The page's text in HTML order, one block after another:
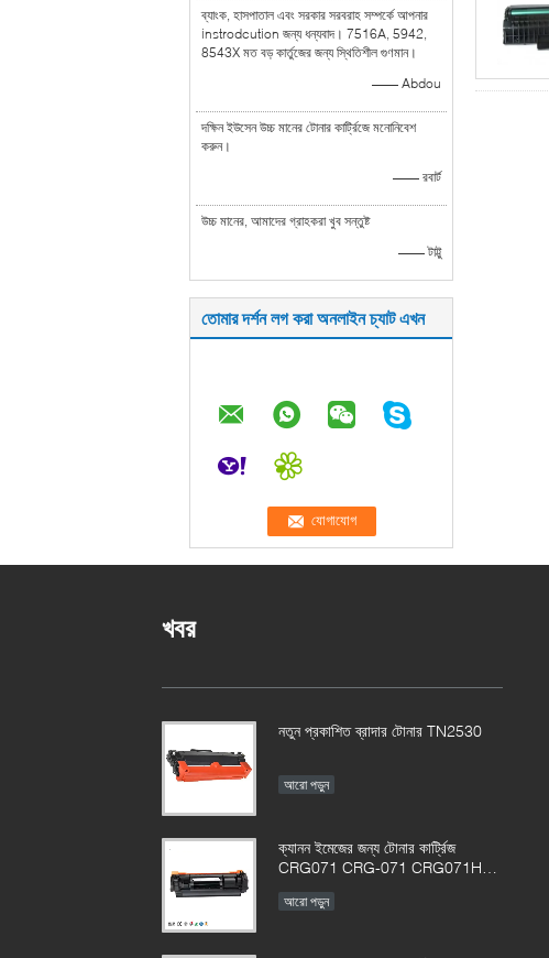
ব্যাংক, হাসপাতাল এবং সরকার সরবরাহ সম্পর্কে আপনার
instrodcution জন্য ধন্যবাদ। 7516A, 5942,
8543X মত বড় কার্তুজের জন্য স্থিতিশীল গুণমান।
—— Abdou
দক্ষিন ইউসেন উচ্চ মানের টোনার কার্ট্রিজে মনোনিবেশ
করুন।
—— রবার্ট
উচ্চ মানের, আমাদের গ্রাহকরা খুব সন্তুষ্ট
—— টাট্টু
তোমার দর্শন লগ করা অনলাইন চ্যাট এখন
খবর
নতুন প্রকাশিত ব্রাদার টোনার TN2530
আরো পড়ুন
ক্যানন ইমেজের জন্য টোনার কার্ট্রিজ
CRG071 CRG-071 CRG071H
MF272 MF273 MF275
আরো পড়ুন